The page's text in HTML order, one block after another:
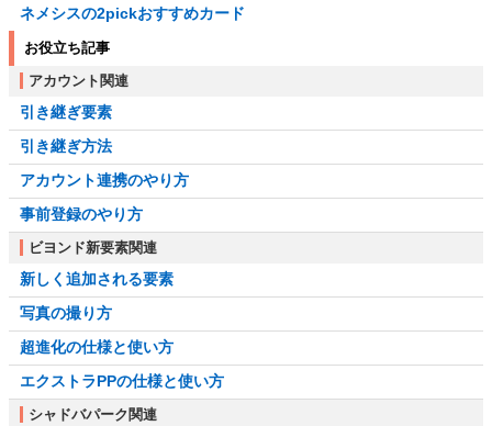
ネメシスの2pickおすすめカード
お役立ち記事
アカウント関連
引き継ぎ要素
引き継ぎ方法
アカウント連携のやり方
事前登録のやり方
ビヨンド新要素関連
新しく追加される要素
写真の撮り方
超進化の仕様と使い方
エクストラPPの仕様と使い方
シャドバパーク関連